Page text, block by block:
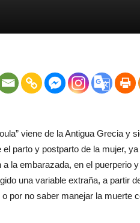
viene de la Antigua Grecia y
parto y postparto de la mujer,
la embarazada, en el puerperio
una variable extraña, a partir
por no saber manejar la muerte